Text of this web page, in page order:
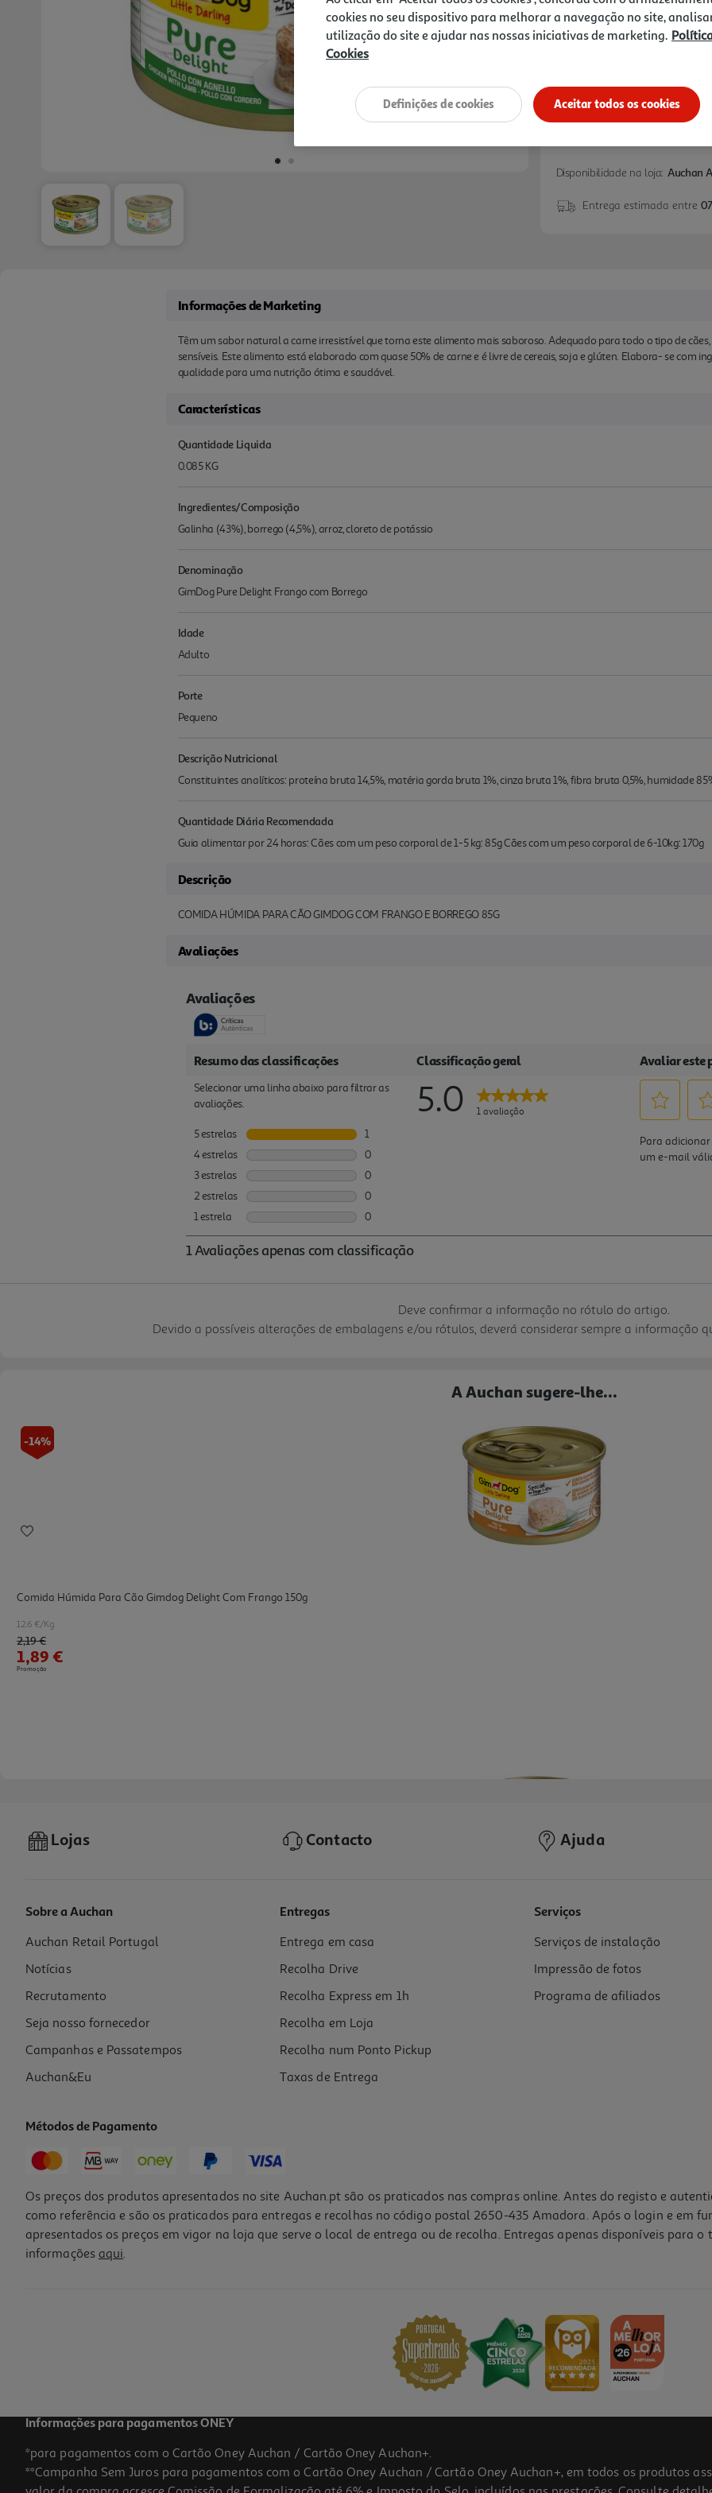
Notas de preparação
Disponibilidade na loja: Auchan
Entrega estimada entre
Informações de Marketing
Têm um sabor natural a carne irresistível que torna este alimento mais saboroso. Adequado para todo o tipo de
sensíveis. Este alimento está elaborado com quase 50% de carne e é livre de cereais, soja e glúten. Elabora- se com
qualidade para uma nutrição ótima e saudável.
Características
Quantidade Liquida
0.085 KG
Ingredientes/Composição
Galinha (43%), borrego (4,5%), arroz, cloreto de potássio
Denominação
GimDog Pure Delight Frango com Borrego
Idade
Adulto
Porte
Pequeno
Descrição Nutricional
Constituintes analíticos: proteína bruta 14,5%, matéria gorda bruta 1%, cinza bruta 1%, fibra bruta 0,5%, humidade
Quantidade Diária Recomendada
Guia alimentar por 24 horas: Cães com um peso corporal de 1-5 kg: 85g Cães com um peso corporal de 6-10kg: 170g
Descrição
COMIDA HÚMIDA PARA CÃO GIMDOG COM FRANGO E BORREGO 85G
Avaliações
Deve confirmar a informação no rótulo do artigo.
Devido a possíveis alterações de embalagens e/ou rótulos, deverá considerar sempre a informação
A Auchan sugere-lhe...
-14%
Comida Húmida Para Cão Gimdog Delight Com Frango 150g
12.6 €/Kg
Price reduced from
2,19 €to
1,89 €
Promoção
Comida Húmida Para Cão Gimdog Com Atum E Vaca 85g
18.24 €/Kg
1,55 €
Lojas Contacto Ajuda
Sobre a Auchan
Auchan Retail Portugal
Notícias
Recrutamento
Seja nosso fornecedor
Campanhas e Passatempos
Auchan&Eu
Entregas
Entrega em casa
Recolha Drive
Recolha Express em 1h
Recolha em Loja
Recolha num Ponto Pickup
Taxas de Entrega
Serviços
Serviços de instalação
Impressão de fotos
Programa de afiliados
Métodos de Pagamento
Os preços dos produtos apresentados no site Auchan.pt são os praticados nas compras online. Antes do registo e
como referência e são os praticados para entregas e recolhas no código postal 2650-435 Amadora. Após o login e em
apresentados os preços em vigor na loja que serve o local de entrega ou de recolha. Entregas apenas disponíveis para
informações aqui.
Informações para pagamentos ONEY
*para pagamentos com o Cartão Oney Auchan / Cartão Oney Auchan+.
**Campanha Sem Juros para pagamentos com o Cartão Oney Auchan / Cartão Oney Auchan+, em todos os produtos
cookies no seu dispositivo para melhorar a navegação no site,
utilização do site e ajudar nas nossas iniciativas de marketing.
Cookies
Aceitar todos os cookies
Definições de cookies